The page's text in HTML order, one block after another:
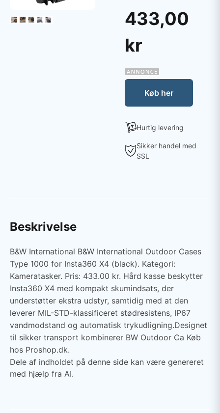
433,00
kr
Køb her
Hurtig levering
Sikker handel med
SSL
Beskrivelse
B&W International B&W International Outdoor Cases
Type 1000 for Insta360 X4 (black). Kategori:
Kameratasker. Pris: 433.00 kr. Hård kasse beskytter
Insta360 X4 med kompakt skumindsats, der
understøtter ekstra udstyr, samtidig med at den
leverer MIL-STD-klassificeret stødresistens, IP67
vandmodstand og automatisk trykudligning.Designet
til sikker transport kombinerer BW Outdoor Ca Køb
hos Proshop.dk.
Dele af indholdet på denne side kan være genereret
med hjælp fra AI.